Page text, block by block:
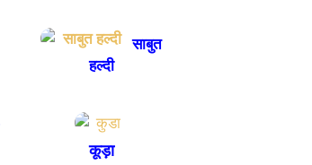
साबुत
हल्दी
कूड़ा